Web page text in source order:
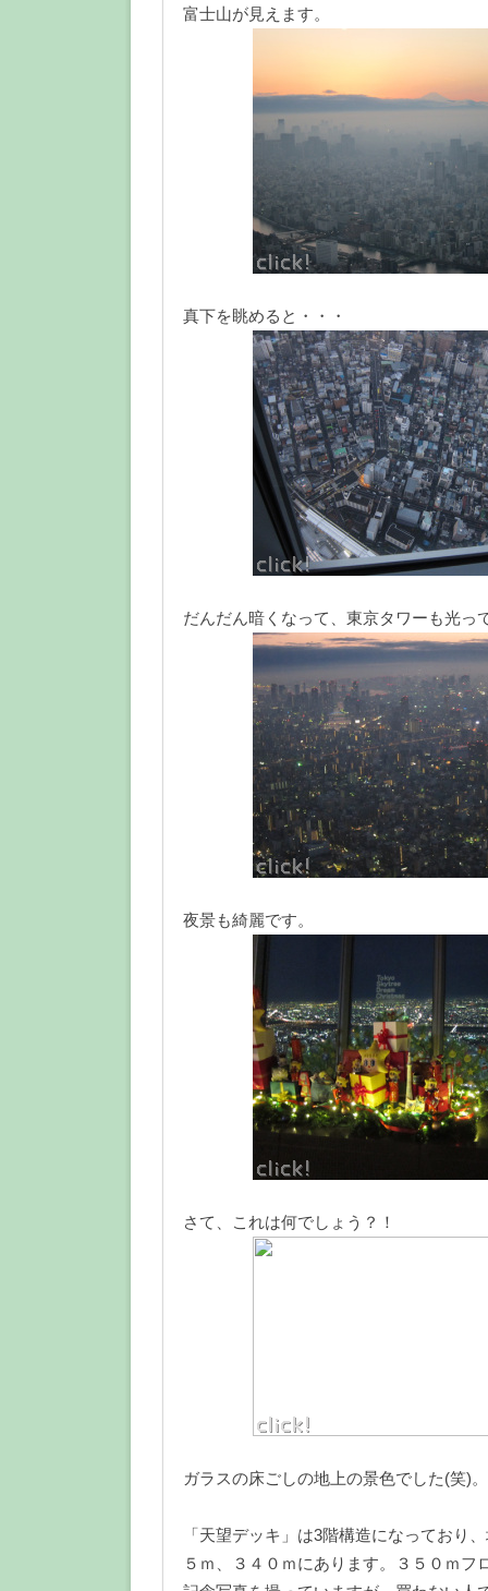
富士山が見えます。
真下を眺めると・・・
だんだん暗くなって、東京タワーも光っ
夜景も綺麗です。
さて、これは何でしょう？！
ガラスの床ごしの地上の景色でした(笑)。
「天望デッキ」は3階構造になっており
５ｍ、３４０ｍにあります。３５０ｍフ